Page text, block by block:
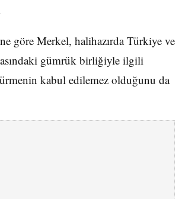
göre Merkel, halihazırda Türkiye ve
gümrük birliğiyle ilgili
kabul edilemez olduğunu da